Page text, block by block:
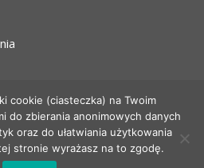
cookie (ciasteczka) na Twoim
do zbierania anonimowych danych
oraz do ułatwiania użytkowania
stronie wyrażasz na to zgodę.